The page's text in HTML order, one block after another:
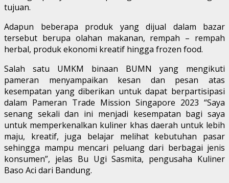
tujuan.
Adapun beberapa produk yang dijual dalam bazar
tersebut berupa olahan makanan, rempah – rempah
herbal, produk ekonomi kreatif hingga frozen food.
Salah satu UMKM binaan BUMN yang mengikuti
pameran menyampaikan kesan dan pesan atas
kesempatan yang diberikan untuk dapat berpartisipasi
dalam Pameran Trade Mission Singapore 2023 “Saya
senang sekali dan ini menjadi kesempatan bagi saya
untuk memperkenalkan kuliner khas daerah untuk lebih
maju, kreatif, juga belajar melihat kebutuhan pasar
sehingga mampu mencari peluang dari berbagai jenis
konsumen”, jelas Bu Ugi Sasmita, pengusaha Kuliner
Baso Aci dari Bandung.